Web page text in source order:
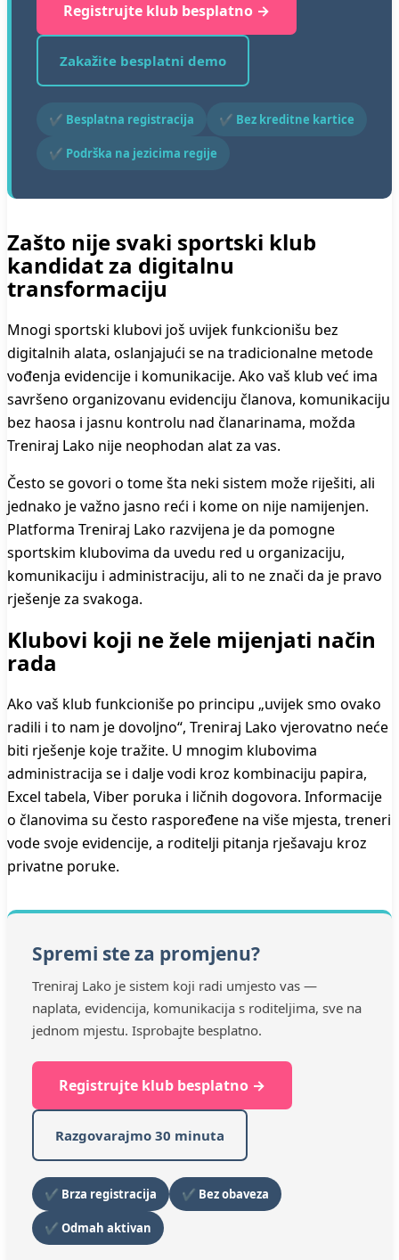
Registrujte klub besplatno →
Zakažite besplatni demo
✔ Besplatna registracija ✔ Bez kreditne kartice
✔ Podrška na jezicima regije
Zašto nije svaki sportski klub
kandidat za digitalnu
transformaciju
Mnogi sportski klubovi još uvijek funkcionišu bez
digitalnih alata, oslanjajući se na tradicionalne metode
vođenja evidencije i komunikacije. Ako vaš klub već ima
savršeno organizovanu evidenciju članova, komunikaciju
bez haosa i jasnu kontrolu nad članarinama, možda
Treniraj Lako nije neophodan alat za vas.
Često se govori o tome šta neki sistem može riješiti, ali
jednako je važno jasno reći i kome on nije namijenjen.
Platforma Treniraj Lako razvijena je da pomogne
sportskim klubovima da uvedu red u organizaciju,
komunikaciju i administraciju, ali to ne znači da je pravo
rješenje za svakoga.
Klubovi koji ne žele mijenjati način
rada
Ako vaš klub funkcioniše po principu „uvijek smo ovako
radili i to nam je dovoljno“, Treniraj Lako vjerovatno neće
biti rješenje koje tražite. U mnogim klubovima
administracija se i dalje vodi kroz kombinaciju papira,
Excel tabela, Viber poruka i ličnih dogovora. Informacije
o članovima su često raspoređene na više mjesta, treneri
vode svoje evidencije, a roditelji pitanja rješavaju kroz
privatne poruke.
Spremi ste za promjenu?
Treniraj Lako je sistem koji radi umjesto vas —
naplata, evidencija, komunikacija s roditeljima, sve na
jednom mjestu. Isprobajte besplatno.
Registrujte klub besplatno →
Razgovarajmo 30 minuta
✔ Brza registracija ✔ Bez obaveza
✔ Odmah aktivan